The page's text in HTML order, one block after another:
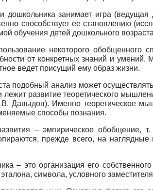
дошкольника занимает игра
способствует ее становлению
обучения детей дошкольного
некоторого обобщенного
от конкретных знаний и
ведет присущий ему образ жизни.
подобный анализ может
лежит развитие теоретического
Давыдов). Именно теоретическое
способы познания.
– эмпирическое обобщение,
прежде всего, на
– это организация его
символа, условного